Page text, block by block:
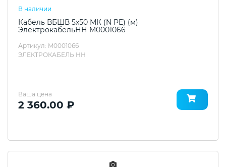
В наличии
Кабель ВБШВ 5х50 МК (N PE) (м)
ЭлектрокабельНН M0001066
Артикул: M0001066
ЭЛЕКТРОКАБЕЛЬ НН
Ваша цена
2 360.00 ₽